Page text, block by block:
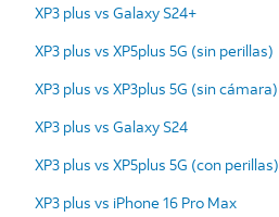
XP3 plus vs Galaxy S24+
XP3 plus vs XP5plus 5G (sin perillas)
XP3 plus vs XP3plus 5G (sin cámara)
XP3 plus vs Galaxy S24
XP3 plus vs XP5plus 5G (con perillas)
XP3 plus vs iPhone 16 Pro Max